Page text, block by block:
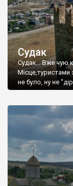
Судак
Судак... Вже чую
не було, ну не